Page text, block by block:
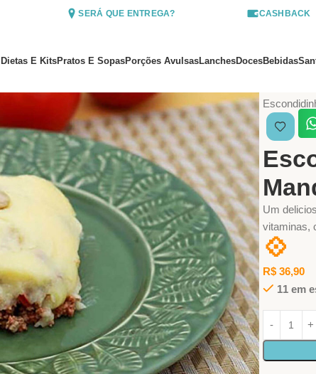
SERÁ QUE ENTREGA? CASHBACK
Dietas E KitsPratos E SopasPorções AvulsasLanchesDocesBebidas
Um
vitaminas,
💠
R$ 36,90
11 em